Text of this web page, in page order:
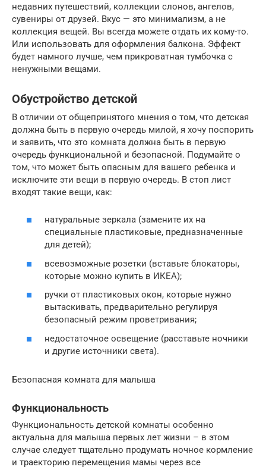
недавних путешествий, коллекции слонов, ангелов,
сувениры от друзей. Вкус — это минимализм, а не
коллекция вещей. Вы всегда можете отдать их кому-то.
Или использовать для оформления балкона. Эффект
будет намного лучше, чем прикроватная тумбочка с
ненужными вещами.
Обустройство детской
В отличии от общепринятого мнения о том, что детская
должна быть в первую очередь милой, я хочу поспорить
и заявить, что это комната должна быть в первую
очередь функциональной и безопасной. Подумайте о
том, что может быть опасным для вашего ребенка и
исключите эти вещи в первую очередь. В стоп лист
входят такие вещи, как:
натуральные зеркала (замените их на
специальные пластиковые, предназначенные
для детей);
всевозможные розетки (вставьте блокаторы,
которые можно купить в ИКЕА);
ручки от пластиковых окон, которые нужно
вытаскивать, предварительно регулируя
безопасный режим проветривания;
недостаточное освещение (расставьте ночники
и другие источники света).
Безопасная комната для малыша
Функциональность
Функциональность детской комнаты особенно
актуальна для малыша первых лет жизни – в этом
случае следует тщательно продумать ночное кормление
и траекторию перемещения мамы через все